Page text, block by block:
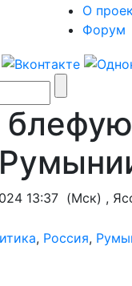
О
Форум
13:37 (Мск) ,
, Россия,